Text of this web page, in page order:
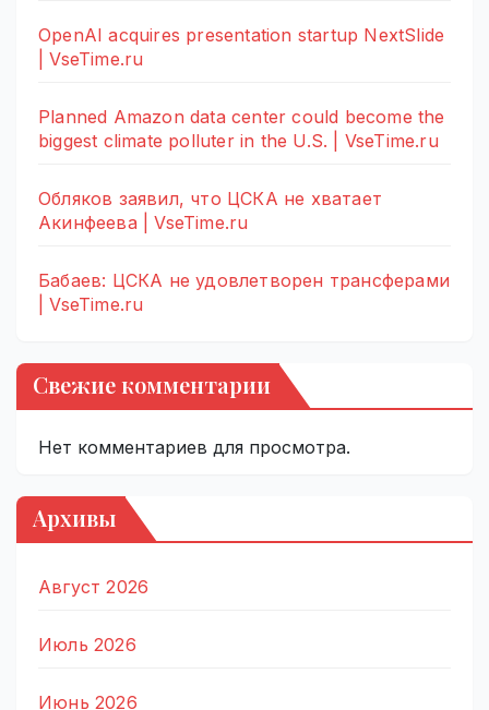
OpenAI acquires presentation startup NextSlide
| VseTime.ru
Planned Amazon data center could become the
biggest climate polluter in the U.S. | VseTime.ru
Обляков заявил, что ЦСКА не хватает
Акинфеева | VseTime.ru
Бабаев: ЦСКА не удовлетворен трансферами
| VseTime.ru
Свежие комментарии
Нет комментариев для просмотра.
Архивы
Август 2026
Июль 2026
Июнь 2026